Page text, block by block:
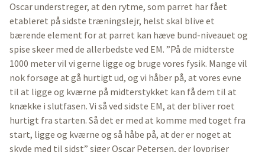
Oscar understreger, at den rytme, som parret har fået
etableret på sidste træningslejr, helst skal blive et
bærende element for at parret kan hæve bund-niveauet og
spise skeer med de allerbedste ved EM. ”På de midterste
1000 meter vil vi gerne ligge og bruge vores fysik. Mange vil
nok forsøge at gå hurtigt ud, og vi håber på, at vores evne
til at ligge og kværne på midterstykket kan få dem til at
knække i slutfasen. Vi så ved sidste EM, at der bliver roet
hurtigt fra starten. Så det er med at komme med toget fra
start, ligge og kværne og så håbe på, at der er noget at
skyde med til sidst” siger Oscar Petersen, der lovpriser